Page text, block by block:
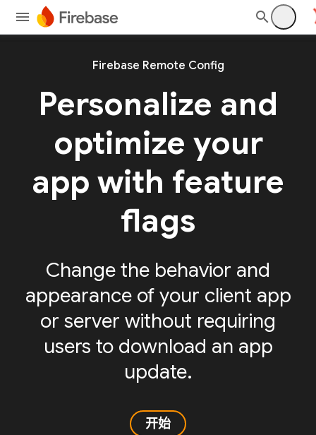
Firebase Remote Config
Personalize and
optimize your
app with feature
flags
Change the behavior and
appearance of your client app
or server without requiring
users to download an app
update.
开始